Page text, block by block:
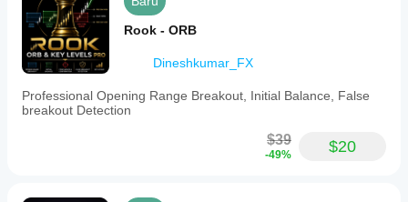
Rook - ORB
Dineshkumar_FX
Professional Opening Range Breakout, Initial Balance, False
breakout Detection
$39
-49% $20